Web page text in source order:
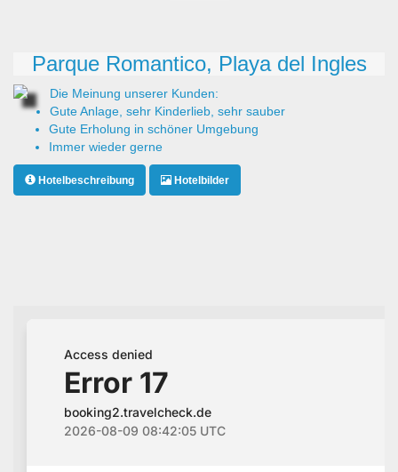
Parque Romantico, Playa del Ingles
Die Meinung unserer Kunden:
Gute Anlage, sehr Kinderlieb, sehr sauber
Gute Erholung in schöner Umgebung
Immer wieder gerne
Hotelbeschreibung Hotelbilder